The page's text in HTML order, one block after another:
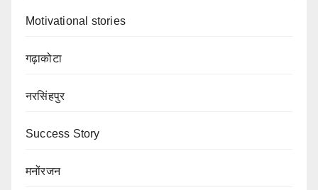
Motivational stories
गढ़ाकोटा
नरसिंहपुर
Success Story
मनोंरजन